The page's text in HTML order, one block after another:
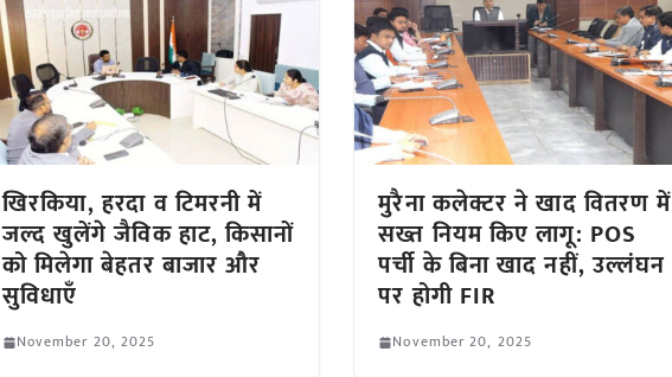
खिरकिया, हरदा व टिमरनी में
जल्द खुलेंगे जैविक हाट, किसानों
को मिलेगा बेहतर बाजार और
सुविधाएँ
November 20, 2025
मुरैना कलेक्टर ने खाद वितरण में
सख्त नियम किए लागू: POS
पर्ची के बिना खाद नहीं, उल्लंघन
पर होगी FIR
November 20, 2025